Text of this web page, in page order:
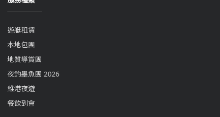
遊艇租賃
本地包團
地質導賞團
夜釣墨魚團 2026
維港夜遊
餐飲到會